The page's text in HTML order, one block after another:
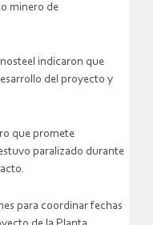
minero de
indicaron que
del proyecto y
que promete
paralizado durante
para coordinar fechas